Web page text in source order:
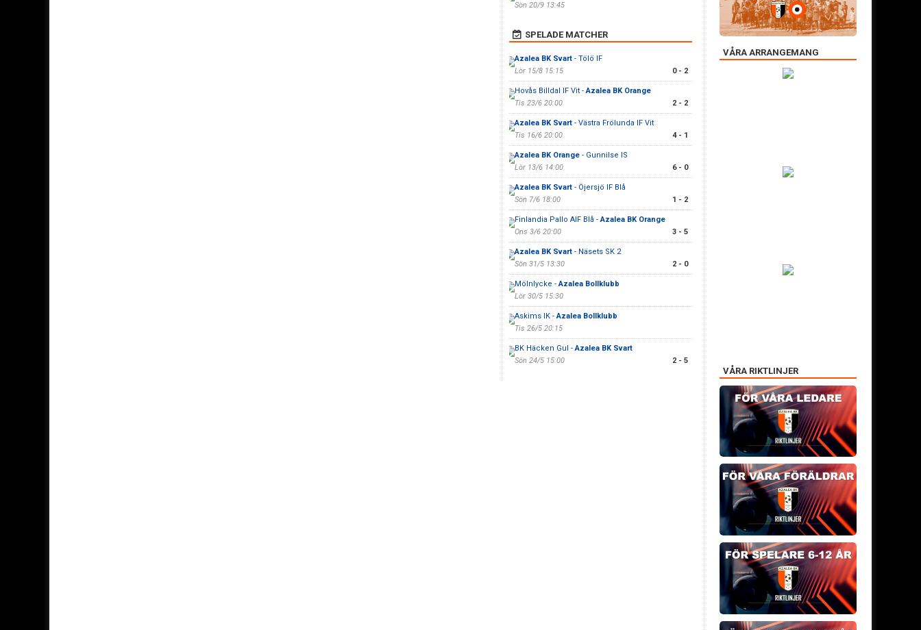
Sön 20/9 13:45
SPELADE MATCHER
Azalea BK Svart- Tölö IF
Lör 15/8 15:15
0 - 2
Hovås Billdal IF Vit -Azalea BK Orange
Tis 23/6 20:00
2 - 2
Azalea BK Svart- Västra Frölunda IF Vit
Tis 16/6 20:00
4 - 1
Azalea BK Orange- Gunnilse IS
Lör 13/6 14:00
6 - 0
Azalea BK Svart- Öjersjö IF Blå
Sön 7/6 18:00
1 - 2
Finlandia Pallo AIF Blå -Azalea BK Orange
Ons 3/6 20:00
3 - 5
Azalea BK Svart- Näsets SK 2
Sön 31/5 13:30
2 - 0
Mölnlycke -Azalea Bollklubb
Lör 30/5 15:30
Askims IK -Azalea Bollklubb
Tis 26/5 20:15
BK Häcken Gul -Azalea BK Svart
Sön 24/5 15:00
2 - 5
VÅRA ARRANGEMANG
VÅRA RIKTLINJER